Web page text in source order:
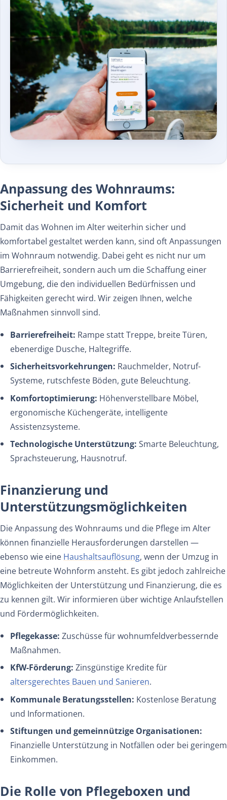
Anpassung des Wohnraums:
Sicherheit und Komfort
Damit das Wohnen im Alter weiterhin sicher und
komfortabel gestaltet werden kann, sind oft Anpassungen
im Wohnraum notwendig. Dabei geht es nicht nur um
Barrierefreiheit, sondern auch um die Schaffung einer
Umgebung, die den individuellen Bedürfnissen und
Fähigkeiten gerecht wird. Wir zeigen Ihnen, welche
Maßnahmen sinnvoll sind.
Barrierefreiheit: Rampe statt Treppe, breite Türen,
ebenerdige Dusche, Haltegriffe.
Sicherheitsvorkehrungen: Rauchmelder, Notruf-
Systeme, rutschfeste Böden, gute Beleuchtung.
Komfortoptimierung: Höhenverstellbare Möbel,
ergonomische Küchengeräte, intelligente
Assistenzsysteme.
Technologische Unterstützung: Smarte Beleuchtung,
Sprachsteuerung, Hausnotruf.
Finanzierung und
Unterstützungsmöglichkeiten
Die Anpassung des Wohnraums und die Pflege im Alter
können finanzielle Herausforderungen darstellen —
ebenso wie eine Haushaltsauflösung, wenn der Umzug in
eine betreute Wohnform ansteht. Es gibt jedoch zahlreiche
Möglichkeiten der Unterstützung und Finanzierung, die es
zu kennen gilt. Wir informieren über wichtige Anlaufstellen
und Fördermöglichkeiten.
Pflegekasse: Zuschüsse für wohnumfeldverbessernde
Maßnahmen.
KfW-Förderung: Zinsgünstige Kredite für
altersgerechtes Bauen und Sanieren.
Kommunale Beratungsstellen: Kostenlose Beratung
und Informationen.
Stiftungen und gemeinnützige Organisationen:
Finanzielle Unterstützung in Notfällen oder bei geringem
Einkommen.
Die Rolle von Pflegeboxen und